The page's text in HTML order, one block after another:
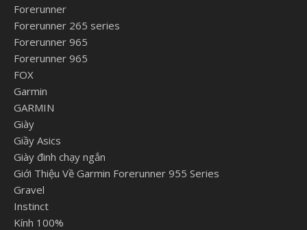
Forerunner
Forerunner 265 series
Forerunner 965
Forerunner 965
FOX
Garmin
GARMIN
Giày
Giầy Asics
Giày đinh chạy ngắn
Giới Thiệu Về Garmin Forerunner 955 Series
Gravel
Instinct
Kính 100%